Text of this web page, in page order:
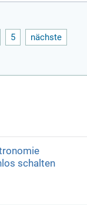
5 nächste
schalten